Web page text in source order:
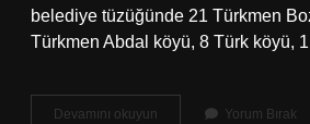
belediye tüzüğünde 21 Türkmen
Türkmen Abdal köyü, 8 Türk köyü,
Devamını okuyun Yorum Bırak